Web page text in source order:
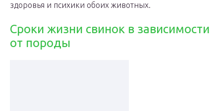
здоровья и психики обоих животных.
Сроки жизни свинок в зависимости
от породы